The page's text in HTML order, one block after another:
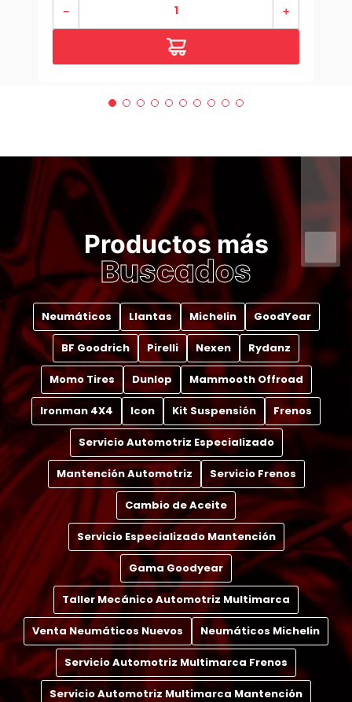
＋
－
Productos más
Buscados
Neumáticos Llantas Michelin GoodYear
BF Goodrich Pirelli Nexen Rydanz
Momo Tires Dunlop Mammooth Offroad
Ironman 4X4 Icon Kit Suspensión Frenos
Servicio Automotriz Especializado
Mantención Automotriz Servicio Frenos
Cambio de Aceite
Servicio Especializado Mantención
Gama Goodyear
Taller Mecánico Automotriz Multimarca
Venta Neumáticos Nuevos Neumáticos Michelin
Servicio Automotriz Multimarca Frenos
Servicio Automotriz Multimarca Mantención